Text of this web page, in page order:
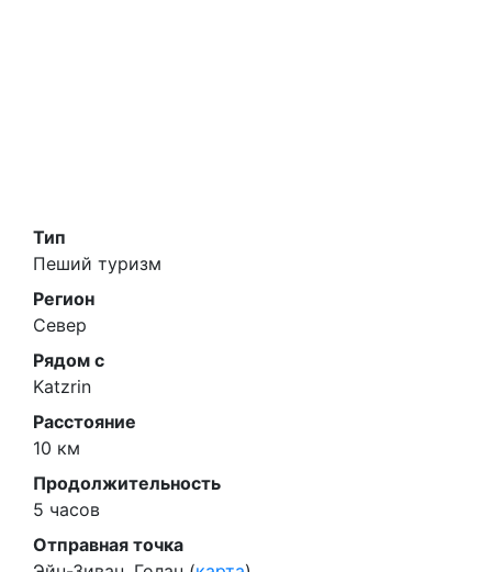
Тип
Пеший туризм
Регион
Север
Рядом с
Katzrin
Расстояние
10 км
Продолжительность
5 часов
Отправная точка